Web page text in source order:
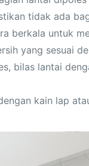
tidak ada
berkala untuk
yang sesuai
bilas lantai
kain lap